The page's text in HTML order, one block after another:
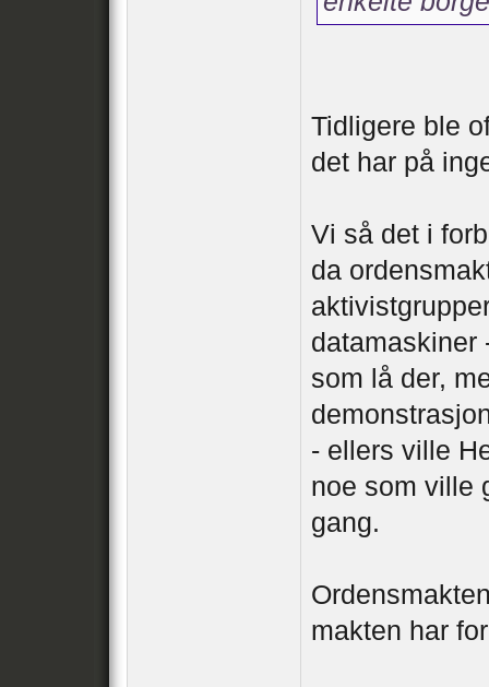
Tidligere ble
det har på
Vi så det i
da
datamaskiner
som lå der,
- ellers ville
noe som ville
gang.
makten har